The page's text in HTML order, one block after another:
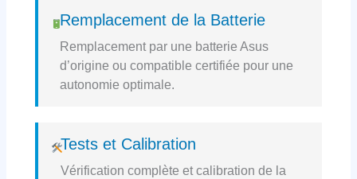
Remplacement de la Batterie
Remplacement par une batterie Asus
d’origine ou compatible certifiée pour une
autonomie optimale.
Tests et Calibration
Vérification complète et calibration de la